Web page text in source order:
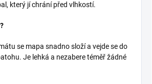
který jí chrání před vlhkostí.
se mapa snadno složí a vejde se do
Je lehká a nezabere téměř žádné